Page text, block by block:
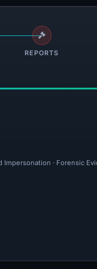
REPORTS
Impersonation · Forensic